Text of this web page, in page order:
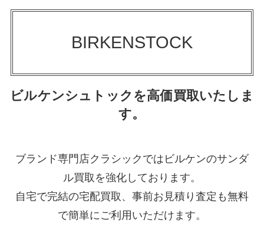
BIRKENSTOCK
ビルケンシュトックを高価買取いたしま
す。
ブランド専門店クラシックではビルケンのサンダ
ル買取を強化しております。
自宅で完結の宅配買取、事前お見積り査定も無料
で簡単にご利用いただけます。